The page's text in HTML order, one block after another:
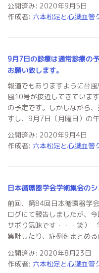
公開済み: 2020年9月5日
作成者: 六本松足と心臓血管
9月7日の診療は通常診療の
お願い致します。
報道でもありますように台
風10号が接近してきていま
の予定です。しかしながら
すし、9月7日（月曜日）の
公開済み: 2020年9月4日
作成者: 六本松足と心臓血管
日本循環器学会学術集会の
前回、第84回日本循環器学
ログにて報告しましたが、
サボり気味です・・・笑）
集計したり、症例をまとめ
公開済み: 2020年8月23日
作成者: 六本松足と心臓血管